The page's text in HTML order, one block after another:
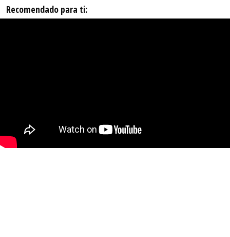
Recomendado para ti: